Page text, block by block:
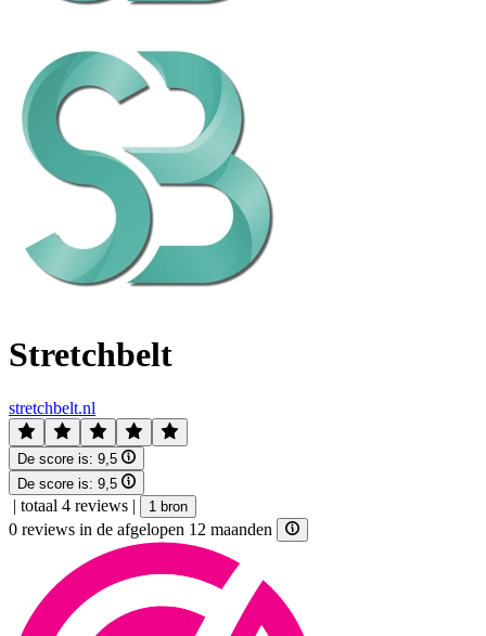
Stretchbelt
stretchbelt.nl
De score is: 9,5
De score is: 9,5
| totaal 4 reviews | 1 bron
0 reviews in de afgelopen 12 maanden